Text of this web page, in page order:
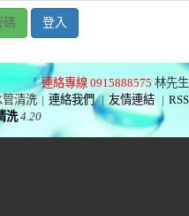
碼
連絡專線 0915888575 林先生
管清洗 | 連絡我們 | 友情連結 | RSS
洗 4.20